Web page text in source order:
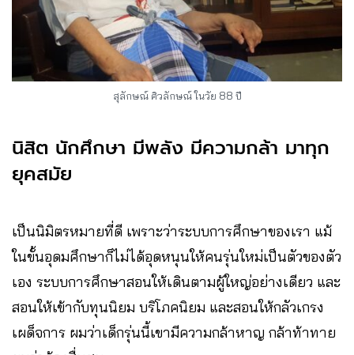
สุลักษณ์ ศิวลักษณ์ ในวัย 88 ปี
นิสิต นักศึกษา มีพลัง มีความกล้า มาทุก
ยุคสมัย
เป็นนิมิตรหมายที่ดี เพราะว่าระบบการศึกษาของเรา แม้
ในขั้นอุดมศึกษาก็ไม่ได้อุดหนุนให้คนรุ่นใหม่เป็นตัวของตัว
เอง ระบบการศึกษาสอนให้เดินตามผู้ใหญ่อย่างเดียว และ
สอนให้เข้ากับทุนนิยม บริโภคนิยม และสอนให้กลัวเกรง
เผด็จการ ผมว่าเด็กรุ่นนี้เขามีความกล้าหาญ กล้าท้าทาย